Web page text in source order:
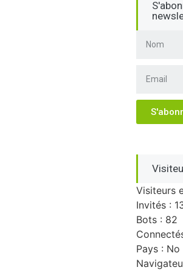
Visiteurs
Invités :
Bots : 82
Pays : No